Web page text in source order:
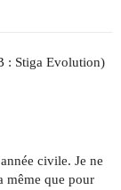
: Stiga Evolution)
civile. Je ne
même que pour